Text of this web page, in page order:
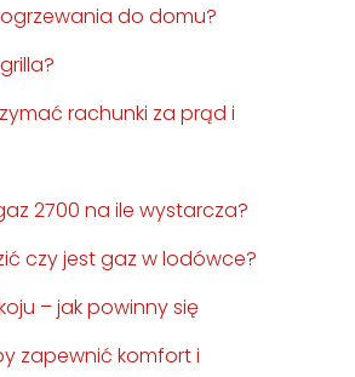
do domu?
rachunki za prąd i
2700 na ile wystarcza?
czy jest gaz w lodówce?
– jak powinny się
zapewnić komfort i